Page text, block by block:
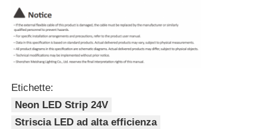
Etichette:
Neon LED Strip 24V
Striscia LED ad alta efficienza